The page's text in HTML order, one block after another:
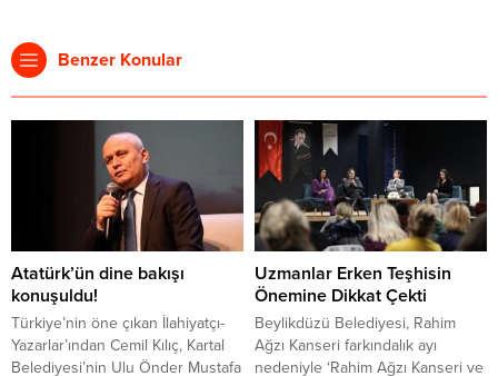
Benzer Konular
Atatürk’ün dine bakışı
konuşuldu!
Türkiye’nin öne çıkan İlahiyatçı-
Yazarlar’ından Cemil Kılıç, Kartal
Belediyesi’nin Ulu Önder Mustafa
Uzmanlar Erken Teşhisin
Önemine Dikkat Çekti
Beylikdüzü Belediyesi, Rahim
Ağzı Kanseri farkındalık ayı
nedeniyle ‘Rahim Ağzı Kanseri ve